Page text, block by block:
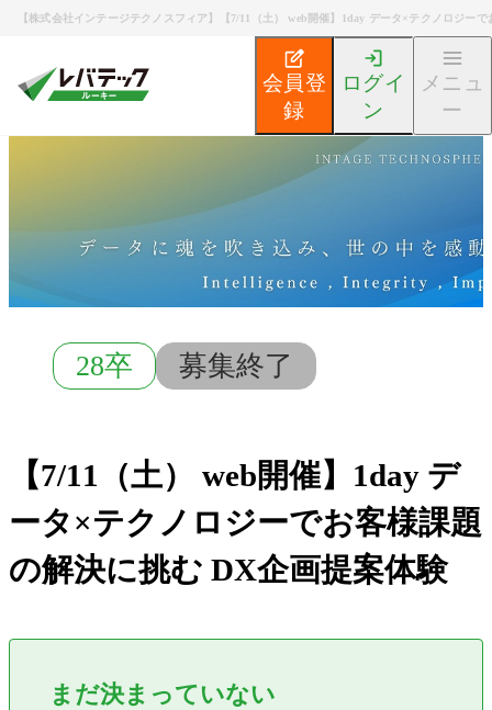
【株式会社インテージテクノスフィア】【7/11（土） web開催】1day データ×テクノロジー
会員登
録
ログイ
ン
メニュ
ー
募集検索 【7/11（土） web
28卒 募集終了
【7/11（土） web開催】1day デ
ータ×テクノロジーでお客様課題
の解決に挑む DX企画提案体験
まだ決まっていない